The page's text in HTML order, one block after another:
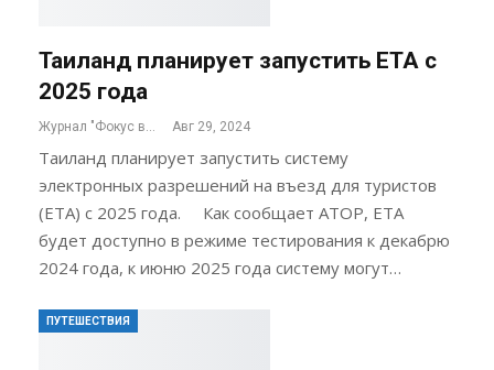
Таиланд планирует запустить ETA с
2025 года
Авг 29, 2024
Таиланд планирует запустить систему
электронных разрешений на въезд для туристов
(ETA) с 2025 года. Как сообщает АТОР, ЕТА
будет доступно в режиме тестирования к декабрю
2024 года, к июню 2025 года систему могут…
ПУТЕШЕСТВИЯ